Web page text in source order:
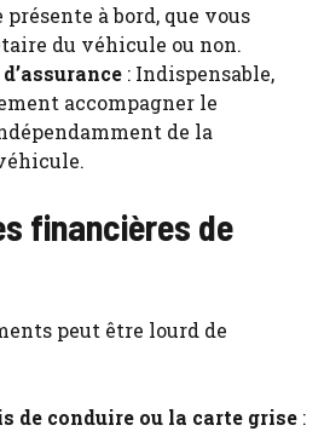
à bord, que vous
du véhicule ou non.
: Indispensable,
accompagner le
de la
financières de
peut être lourd de
de conduire ou la carte grise :